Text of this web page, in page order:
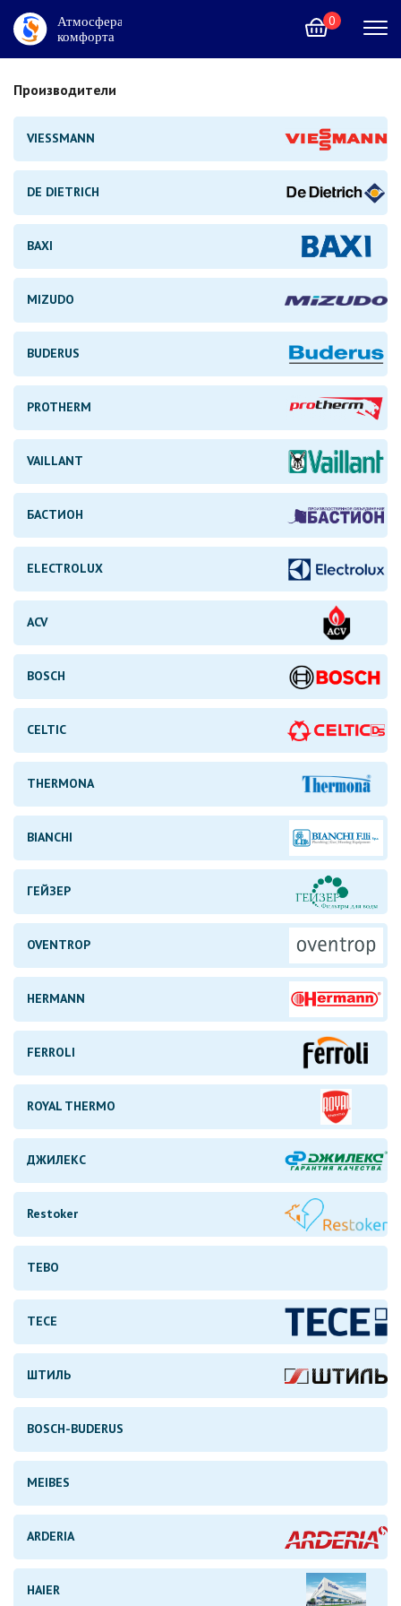
0
+7 (495) 215-02-12
Каталог
Производители
VIESSMANN
DE DIETRICH
BAXI
MIZUDO
BUDERUS
PROTHERM
VAILLANT
БАСТИОН
ELECTROLUX
ACV
BOSCH
CELTIC
THERMONA
BIANCHI
ГЕЙЗЕР
OVENTROP
HERMANN
FERROLI
ROYAL THERMO
ДЖИЛЕКС
Restoker
TEBO
TECE
ШТИЛЬ
BOSCH-BUDERUS
MEIBES
ARDERIA
HAIER